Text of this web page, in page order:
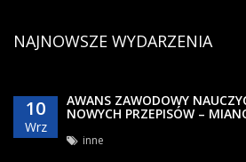
NAJNOWSZE WYDARZENIA
10
Wrz
AWANS ZAWODOWY
NOWYCH PRZEPISÓW –
inne